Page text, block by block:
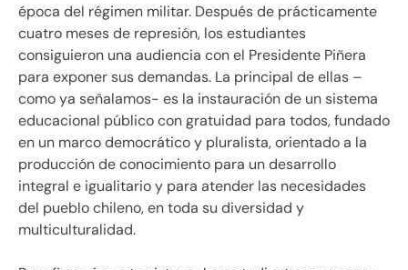
época del régimen militar. Después de prácticamente
cuatro meses de represión, los estudiantes
consiguieron una audiencia con el Presidente Piñera
para exponer sus demandas. La principal de ellas –
como ya señalamos- es la instauración de un sistema
educacional público con gratuidad para todos, fundado
en un marco democrático y pluralista, orientado a la
producción de conocimiento para un desarrollo
integral e igualitario y para atender las necesidades
del pueblo chileno, en toda su diversidad y
multiculturalidad.